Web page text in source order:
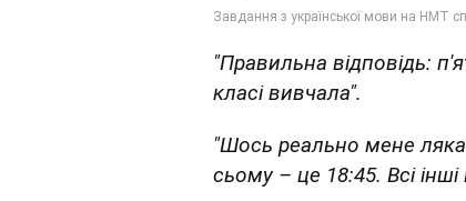
"Правильна відповідь:
класі вивчала".
"Шось реально мене
сьому – це 18:45. Всі